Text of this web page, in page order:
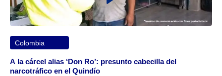
Colombia
A la cárcel alias ‘Don Ro’: presunto cabecilla del
narcotráfico en el Quindío